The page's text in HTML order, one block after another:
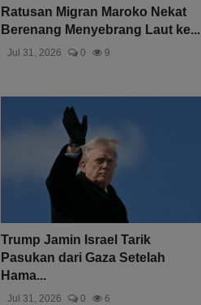
Ratusan Migran Maroko Nekat
Berenang Menyebrang Laut ke...
Jul 31, 2026 0 9
Trump Jamin Israel Tarik
Pasukan dari Gaza Setelah
Hama...
Jul 31, 2026 0 6